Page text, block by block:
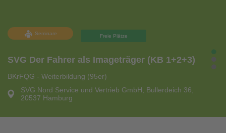
Seminare Freie Plätze
SVG Der Fahrer als Imageträger (KB 1+2+3)
BKrFQG - Weiterbildung (95er)
SVG Nord Service und Vertrieb GmbH, Bullerdeich 36,
20537 Hamburg